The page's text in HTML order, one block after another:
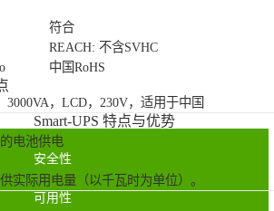
符合
REACH: 不含SVHC
中国RoHS
3000VA，LCD，230V，适用于中国
电池供电
实际用电量（以千瓦时为单位）。
Smart-UPS 特点与优势
安全性
可用性